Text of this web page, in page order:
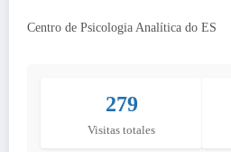
Centro de Psicologia Analítica do ES
279
Visitas totales